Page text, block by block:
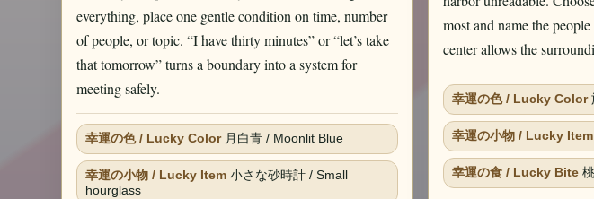
everything, place one gentle condition on time, number
of people, or topic. “I have thirty minutes” or “let’s take
that tomorrow” turns a boundary into a system for
meeting safely.
幸運の色 / Lucky Color月白青 / Moonlit Blue
幸運の小物 / Lucky Item小さな砂時計 / Small
hourglass
most and name the
center allows the
幸運の色 / Lucky Color
幸運の小物 / Lucky Item
幸運の食 / Lucky Bite桃